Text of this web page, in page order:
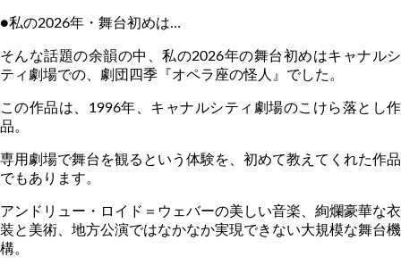
●私の2026年・舞台初めは…
そんな話題の余韻の中、私の2026年の舞台初めはキャナルシ
ティ劇場での、劇団四季『オペラ座の怪人』でした。
この作品は、 1996年、キャナルシティ劇場のこけら落とし作
品。
専用劇場で舞台を観るという体験を、初めて教えてくれた作品
でもあります。
アンドリュー・ロイド＝ウェバーの美しい音楽、絢爛豪華な衣
装と美術、地方公演ではなかなか実現できない大規模な舞台機
構。